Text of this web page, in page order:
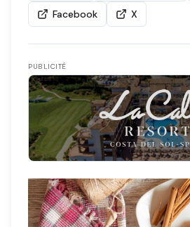
Facebook
X
PUBLICITÉ